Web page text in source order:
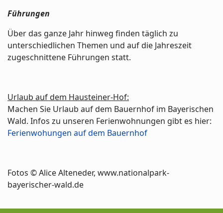
Führungen
Über das ganze Jahr hinweg finden täglich zu
unterschiedlichen Themen und auf die Jahreszeit
zugeschnittene Führungen statt.
Urlaub auf dem Hausteiner-Hof:
Machen Sie Urlaub auf dem Bauernhof im Bayerischen
Wald. Infos zu unseren Ferienwohnungen gibt es hier:
Ferienwohungen auf dem Bauernhof
Fotos © Alice Alteneder, www.nationalpark-
bayerischer-wald.de